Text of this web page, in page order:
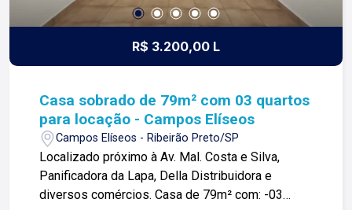
R$ 3.200,00 L
Casa sobrado de 79m² com 03 quartos
para locação - Campos Elíseos
Campos Elíseos - Ribeirão Preto/SP
Localizado próximo à Av. Mal. Costa e Silva,
Panificadora da Lapa, Della Distribuidora e
diversos comércios. Casa de 79m² com: -03